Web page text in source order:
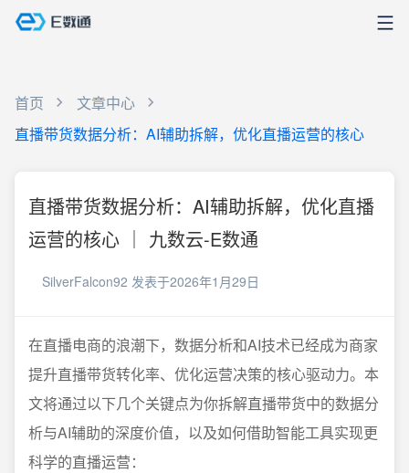
首页
文章中心
直播带货数据分析：AI辅助拆解，优化直播运营的核心
直播带货数据分析：AI辅助拆解，优化直播
运营的核心 ｜ 九数云-E数通
SilverFalcon92 发表于2026年1月29日
在直播电商的浪潮下，数据分析和AI技术已经成为商家
提升直播带货转化率、优化运营决策的核心驱动力。本
文将通过以下几个关键点为你拆解直播带货中的数据分
析与AI辅助的深度价值，以及如何借助智能工具实现更
科学的直播运营：